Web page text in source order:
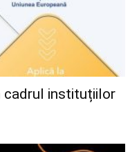
cadrul instituțiilor